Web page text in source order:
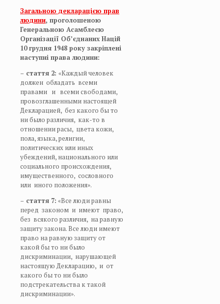
Загальною декларацією прав
людини, проголошеною
Генеральною Асамблеєю
Організації Об’єднаних Націй
10 грудня 1948 року закріплені
наступні права людини:
– стаття 2: «Каждый человек
должен обладать всеми
правами и всеми свободами,
провозглашенными настоящей
Декларацией, без какого бы то
ни было различия, как-то в
отношении расы, цвета кожи,
пола, языка, религии,
политических или иных
убеждений, национального или
социального происхождения,
имущественного, сословного
или иного положения».
– стаття 7: «Все люди равны
перед законом и имеют право,
без всякого различия, на равную
защиту закона. Все люди имеют
право на равную защиту от
какой бы то ни было
дискриминации, нарушающей
настоящую Декларацию, и от
какого бы то ни было
подстрекательства к такой
дискриминации».